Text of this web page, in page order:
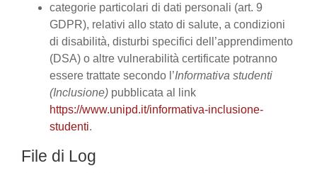
categorie particolari di dati personali (art. 9
GDPR), relativi allo stato di salute, a condizioni
di disabilità, disturbi specifici dell’apprendimento
(DSA) o altre vulnerabilità certificate potranno
essere trattate secondo l’Informativa studenti
(Inclusione) pubblicata al link
https://www.unipd.it/informativa-inclusione-
studenti.
File di Log